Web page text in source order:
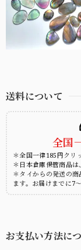
送料について
全国
＊全国一律185円クリ
＊日本倉庫保管商品は
＊タイからの発送の
ます。お届けまでに7
お支払い方法に